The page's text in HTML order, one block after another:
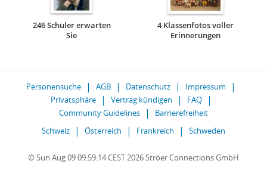
246 Schüler erwarten
Sie
4 Klassenfotos voller
Erinnerungen
Personensuche AGB Datenschutz
Impressum
Privatsphäre
Vertrag kündigen
FAQ
Community Guidelines
Barrierefreiheit
Schweiz
Österreich Frankreich Schweden
© Sun Aug 09 09:59:14 CEST 2026 Ströer Connections GmbH